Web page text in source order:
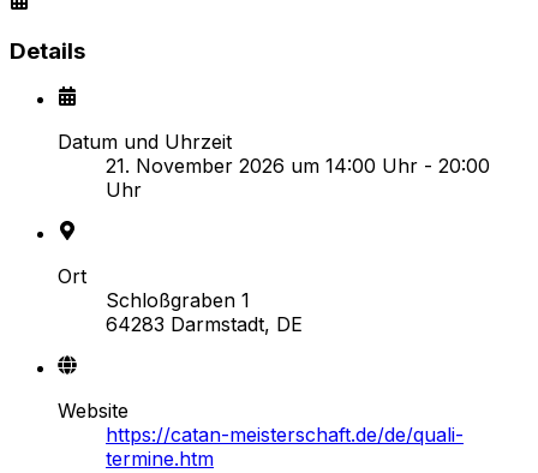
Details
Datum und Uhrzeit
21. November 2026 um 14:00 Uhr - 20:00
Uhr
Ort
Schloßgraben 1
64283 Darmstadt, DE
Website
https://catan-meisterschaft.de/de/quali-
termine.htm